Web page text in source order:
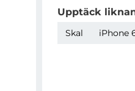
Upptäck
Skal iPhone